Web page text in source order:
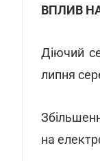
ВПЛИВ
Діючий
липня
на